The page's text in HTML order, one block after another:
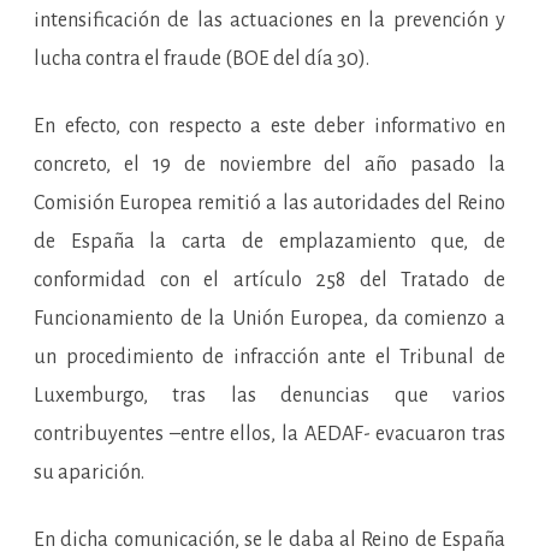
intensificación de las actuaciones en la prevención y
lucha contra el fraude (BOE del día 30).
En efecto, con respecto a este deber informativo en
concreto, el 19 de noviembre del año pasado la
Comisión Europea remitió a las autoridades del Reino
de España la carta de emplazamiento que, de
conformidad con el artículo 258 del Tratado de
Funcionamiento de la Unión Europea, da comienzo a
un procedimiento de infracción ante el Tribunal de
Luxemburgo, tras las denuncias que varios
contribuyentes –entre ellos, la AEDAF- evacuaron tras
su aparición.
En dicha comunicación, se le daba al Reino de España